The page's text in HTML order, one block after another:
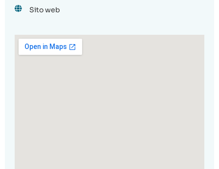
Sito web